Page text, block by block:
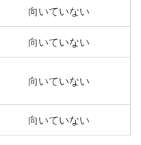
向いていない
向いていない
向いていない
向いていない